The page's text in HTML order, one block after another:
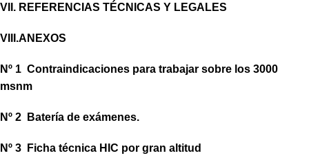
VII. REFERENCIAS TÉCNICAS Y LEGALES
VIII.ANEXOS
Nº 1 Contraindicaciones para trabajar sobre los 3000
msnm
Nº 2 Batería de exámenes.
Nº 3 Ficha técnica HIC por gran altitud